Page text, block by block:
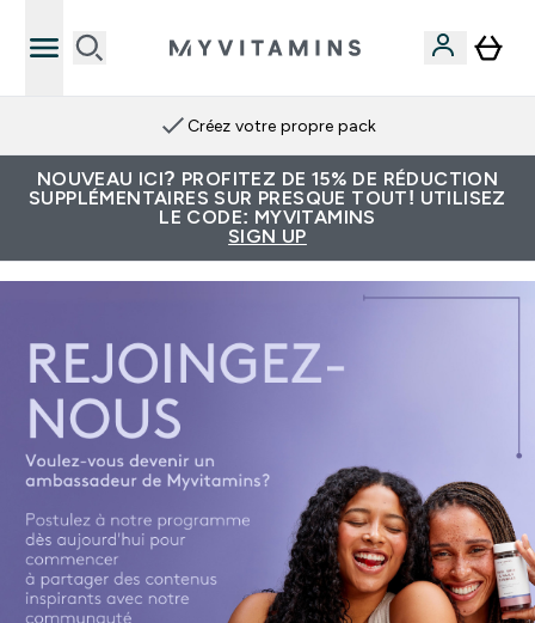
Créez votre propre pack
NOUVEAU ICI? PROFITEZ DE 15% DE RÉDUCTION
SUPPLÉMENTAIRES SUR PRESQUE TOUT! UTILISEZ
LE CODE: MYVITAMINS
SIGN UP